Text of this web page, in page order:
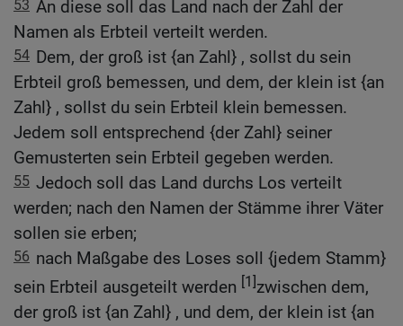
53 An diese soll das Land nach der Zahl der
Namen als Erbteil verteilt werden.
54 Dem, der groß ist {an Zahl} , sollst du sein
Erbteil groß bemessen, und dem, der klein ist {an
Zahl} , sollst du sein Erbteil klein bemessen.
Jedem soll entsprechend {der Zahl} seiner
Gemusterten sein Erbteil gegeben werden.
55 Jedoch soll das Land durchs Los verteilt
werden; nach den Namen der Stämme ihrer Väter
sollen sie erben;
56 nach Maßgabe des Loses soll {jedem Stamm}
sein Erbteil ausgeteilt werden [1]zwischen dem,
der groß ist {an Zahl} , und dem, der klein ist {an